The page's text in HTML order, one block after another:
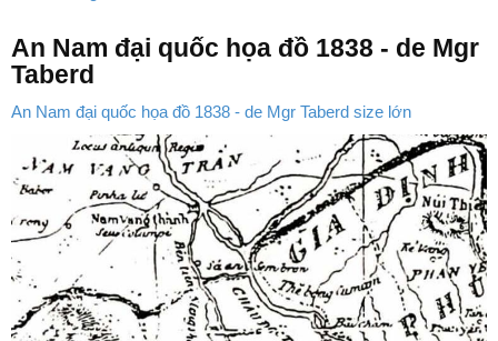
An Nam đại quốc họa đồ 1838 - de Mgr
Taberd
An Nam đại quốc họa đồ 1838 - de Mgr Taberd size lớn